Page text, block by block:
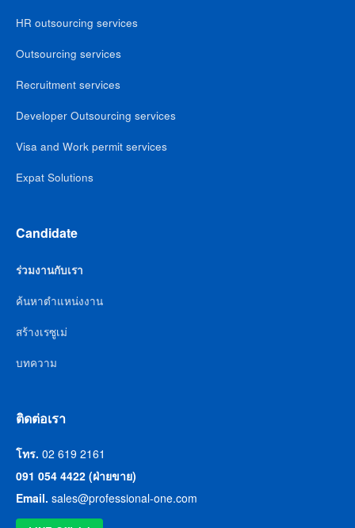
HR outsourcing services
Outsourcing services
Recruitment services
Developer Outsourcing services
Visa and Work permit services
Expat Solutions
Candidate
ร่วมงานกับเรา
ค้นหาตำแหน่งงาน
สร้างเรซูเม่
บทความ
ติดต่อเรา
โทร. 02 619 2161
091 054 4422 (ฝ่ายขาย)
Email. sales@professional-one.com